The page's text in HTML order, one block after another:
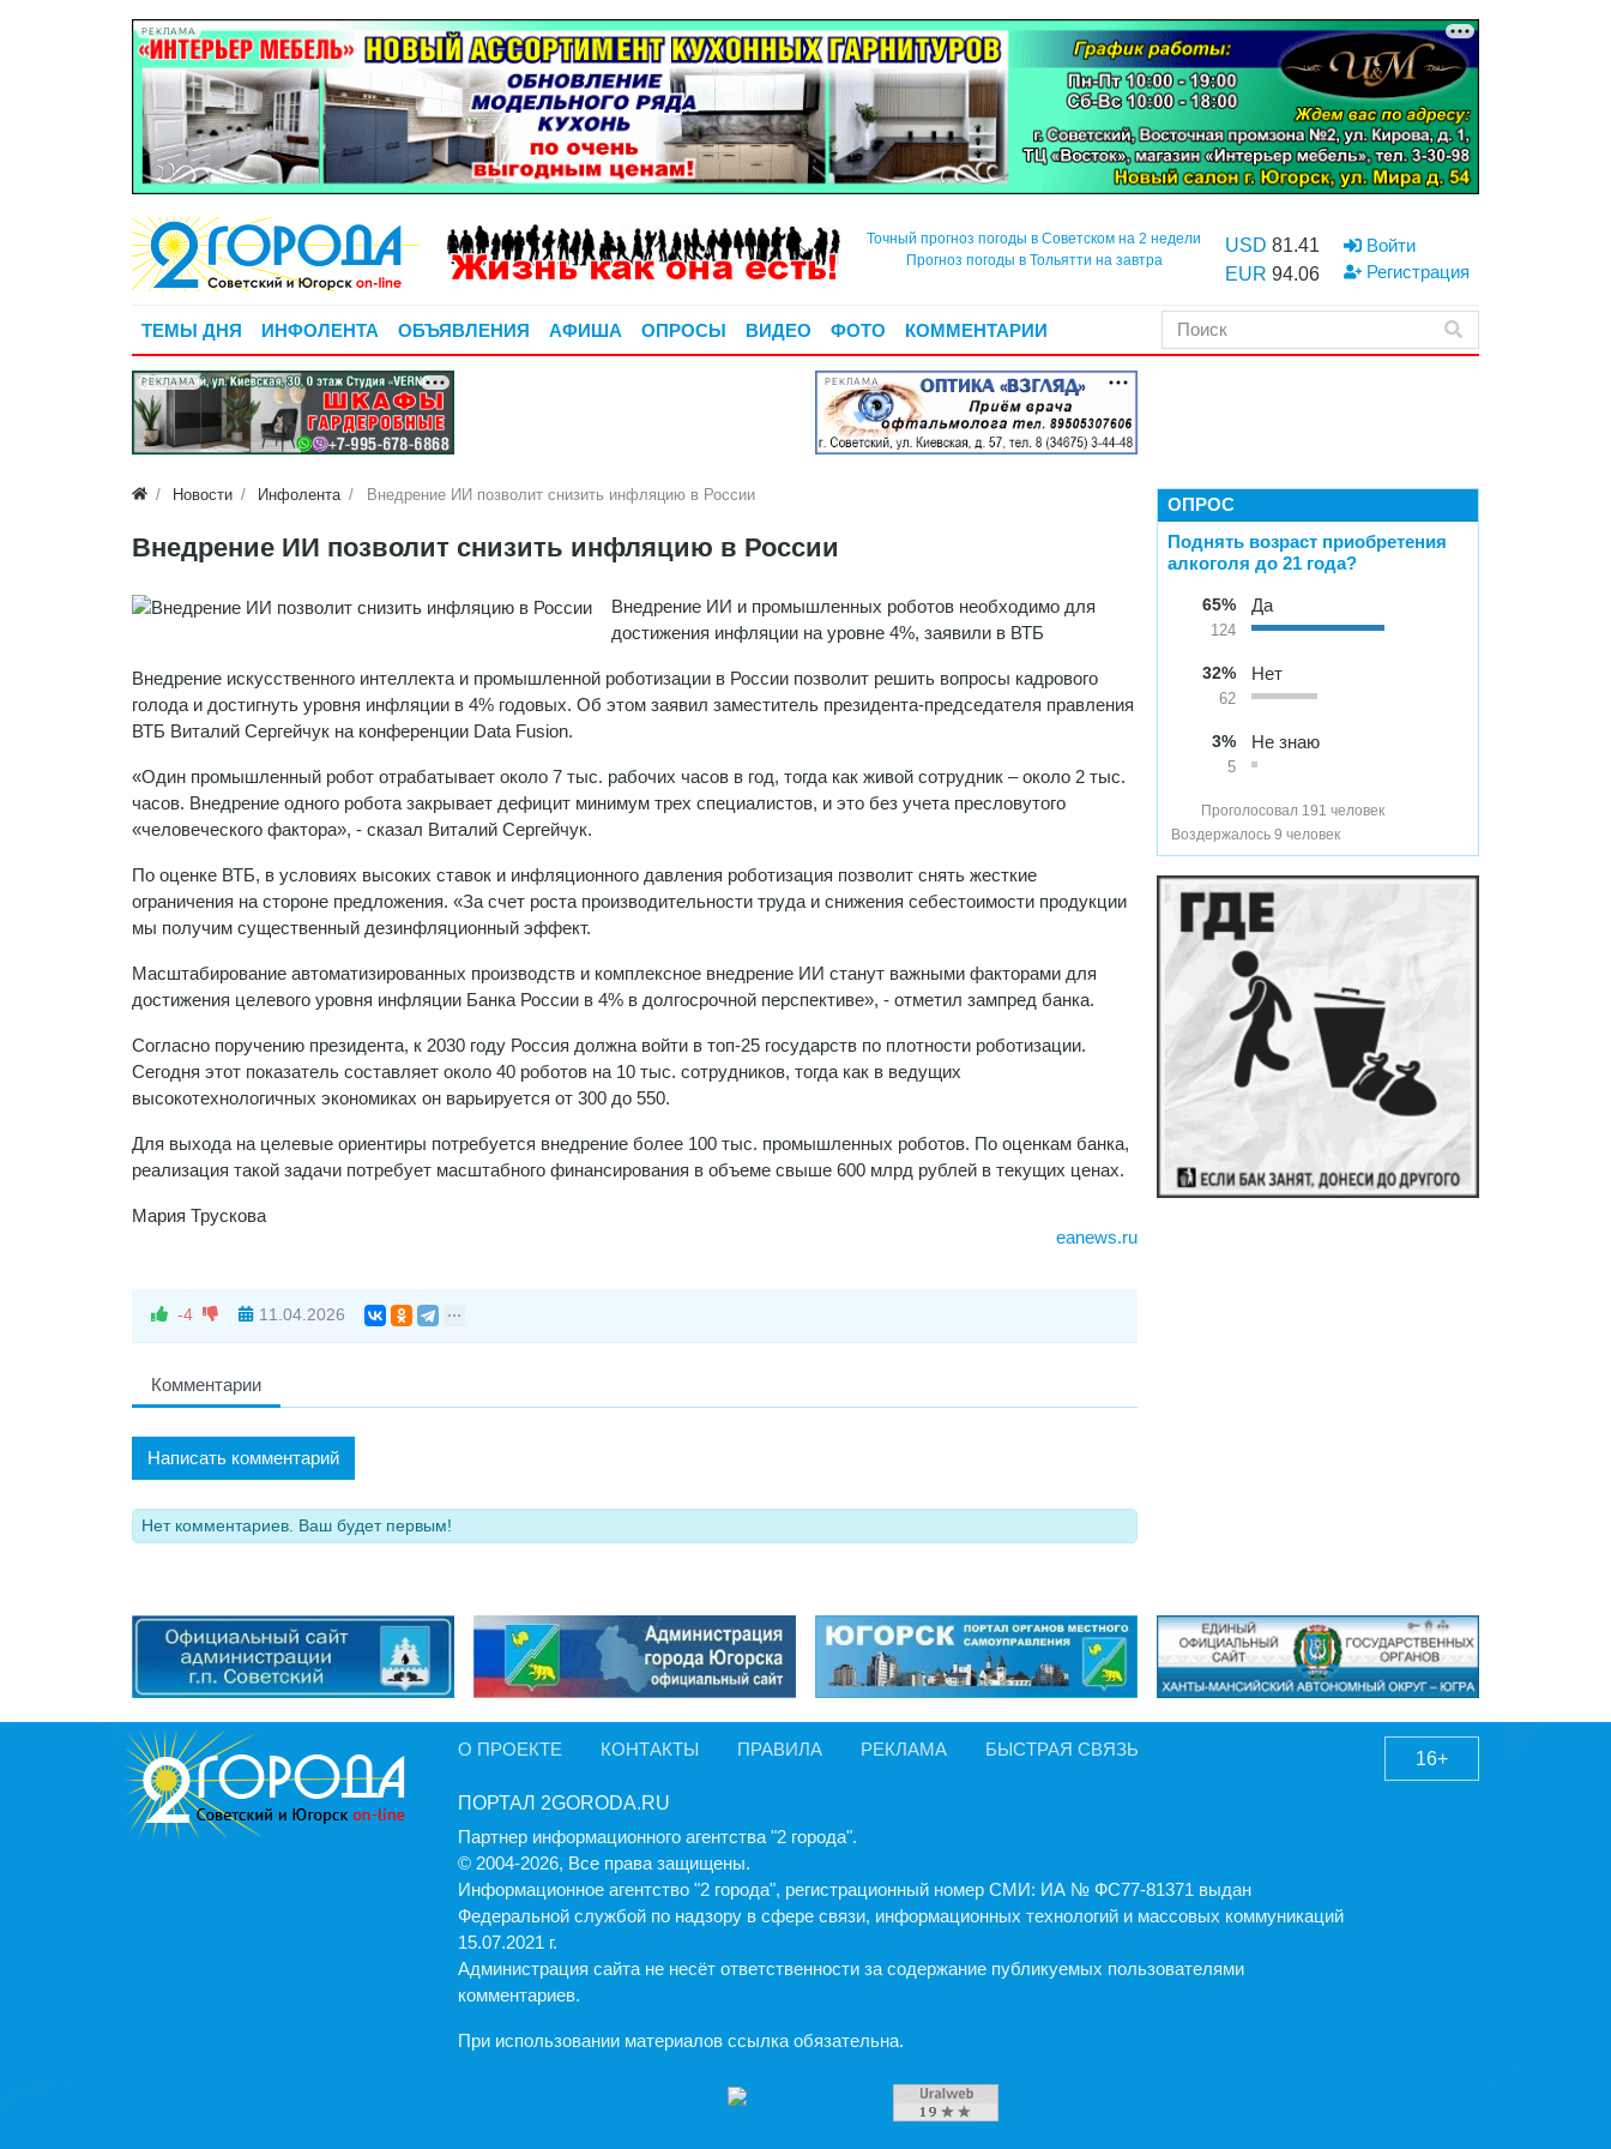
РЕКЛАМА
Точный прогноз погоды в Советском на 2 недели
Прогноз погоды в Тольятти на завтра
USD 81.41
EUR 94.06
Войти
Регистрация
ТЕМЫ ДНЯ ИНФОЛЕНТА ОБЪЯВЛЕНИЯ АФИША ОПРОСЫ ВИДЕО ФОТО КОММЕНТАРИИ
РЕКЛАМА РЕКЛАМА
Новости Инфолента Внедрение ИИ позволит снизить инфляцию в России
Внедрение ИИ позволит снизить инфляцию в России
Внедрение ИИ и промышленных роботов необходимо для
достижения инфляции на уровне 4%, заявили в ВТБ
Внедрение искусственного интеллекта и промышленной роботизации в России позволит решить вопросы кадрового
голода и достигнуть уровня инфляции в 4% годовых. Об этом заявил заместитель президента-председателя правления
ВТБ Виталий Сергейчук на конференции Data Fusion.
«Один промышленный робот отрабатывает около 7 тыс. рабочих часов в год, тогда как живой сотрудник – около 2 тыс.
часов. Внедрение одного робота закрывает дефицит минимум трех специалистов, и это без учета пресловутого
«человеческого фактора», - сказал Виталий Сергейчук.
По оценке ВТБ, в условиях высоких ставок и инфляционного давления роботизация позволит снять жесткие
ограничения на стороне предложения. «За счет роста производительности труда и снижения себестоимости продукции
мы получим существенный дезинфляционный эффект.
Масштабирование автоматизированных производств и комплексное внедрение ИИ станут важными факторами для
достижения целевого уровня инфляции Банка России в 4% в долгосрочной перспективе», - отметил зампред банка.
Согласно поручению президента, к 2030 году Россия должна войти в топ-25 государств по плотности роботизации.
Сегодня этот показатель составляет около 40 роботов на 10 тыс. сотрудников, тогда как в ведущих
высокотехнологичных экономиках он варьируется от 300 до 550.
Для выхода на целевые ориентиры потребуется внедрение более 100 тыс. промышленных роботов. По оценкам банка,
реализация такой задачи потребует масштабного финансирования в объеме свыше 600 млрд рублей в текущих ценах.
Мария Трускова
eanews.ru
-4 11.04.2026
Комментарии
Написать комментарий
Нет комментариев. Ваш будет первым!
ОПРОС
Поднять возраст приобретения
алкоголя до 21 года?
65%
124
Да
32%
62
Нет
3%
5
Не знаю
Проголосовал 191 человек
Воздержалось 9 человек
О ПРОЕКТЕ КОНТАКТЫ ПРАВИЛА РЕКЛАМА БЫСТРАЯ СВЯЗЬ
ПОРТАЛ 2GORODA.RU
Партнер информационного агентства "2 города".
© 2004-2026, Все права защищены.
Информационное агентство "2 города", регистрационный номер СМИ: ИА № ФС77-81371 выдан
Федеральной службой по надзору в сфере связи, информационных технологий и массовых коммуникаций
15.07.2021 г.
Администрация cайта не несёт ответственности за содержание публикуемых пользователями
комментариев.
При использовании материалов ссылка обязательна.
16+